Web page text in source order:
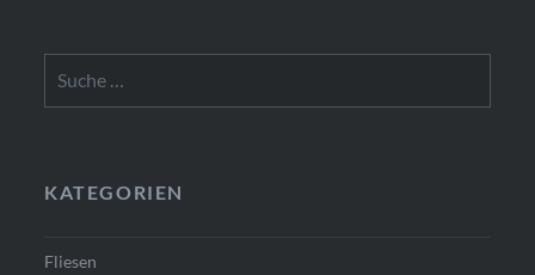
nach:
KATEGORIEN
Fliesen